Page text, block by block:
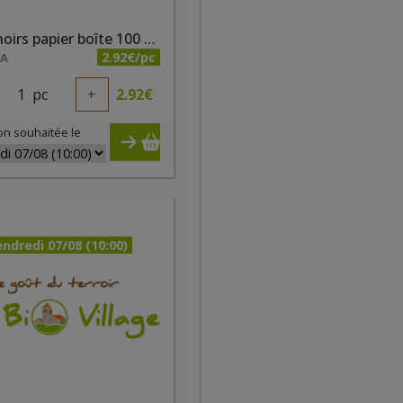
Mouchoirs papier boîte 100 pc Ecodoo
2.92€/pc
1 pc + 2.92€
souhaitée le
07/08 (10:00)